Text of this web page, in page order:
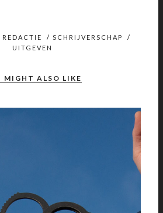
REDACTIE / SCHRIJVERSCHAP
/
UITGEVEN
MIGHT ALSO LIKE